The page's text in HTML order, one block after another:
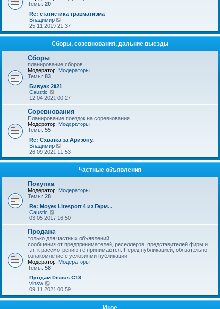
с
о
о
б
е
н
и
о
с
л
е
д
н
с
о
б
щ
е
н
ю
Темы: 20
Re: статистика травматизма
Владимир
е
р
е
й
т
п
о
е
д
н
м
у
с
б
щ
е
н
25 11 2019 21:37
Сборы, соревнования, дальние выезды
Сборы
планирование сборов
Модератор: Модераторы
Темы: 83
Бивуак 2021
Caustic
е
р
е
й
т
и
п
о
с
л
е
у
о
б
щ
н
и
ю
12 04 2021 00:27
Соревнования
Планирование поездок на соревнования
Модератор: Модераторы
Темы: 55
Re: Схватка за Аризону.
Владимир
е
р
е
п
с
л
е
д
м
у
с
о
о
е
н
и
ю
26 09 2021 11:53
Частные объявления
Покупка
Модератор: Модераторы
Темы: 28
Re: Moyes Litesport 4 из Герм…
Caustic
е
р
е
й
т
и
к
п
о
л
д
н
е
03 05 2017 16:50
Продажа
только для частных объявлений!
сообщения от предпринимателей, реселлеров, представителей фирм и
т.п. к рассмотрению не принимаются. Перед публикацией, обязательно
ознакомление с условиями публикации.
Модератор: Модераторы
Темы: 58
Продам Discus C13
vlnsw
е
р
е
09 11 2021 00:59
Иное